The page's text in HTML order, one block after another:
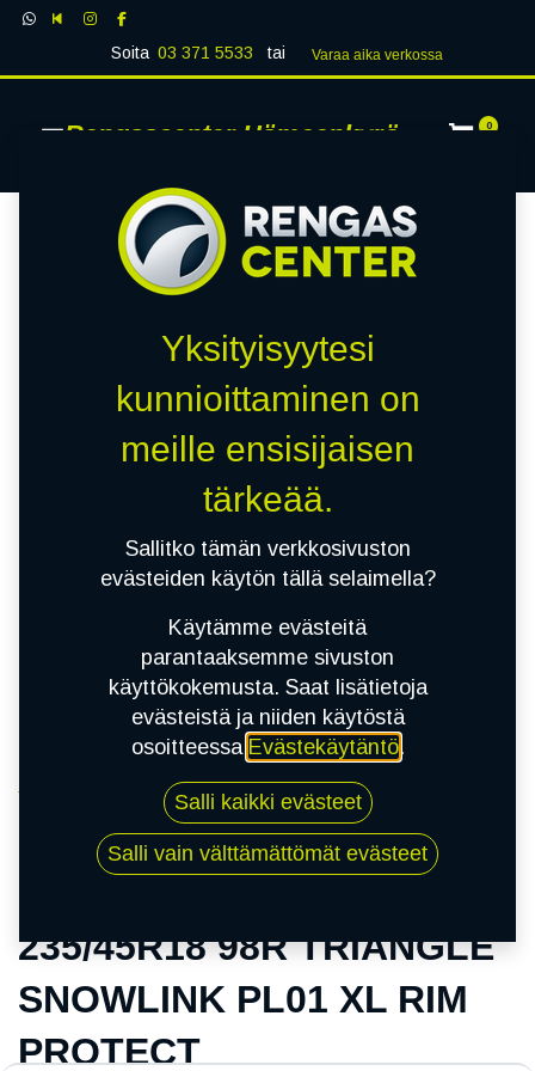
Soita 03 371 5533 tai Varaa aika verk​​​​ossa
Rengascenter Hämeenkyrö 0
KITKARENKAAT
235/45R18 98R TRIANGLE SNOWLINK PL01 XL
RIM PROTECT
235/45R18 98R TRIANGLE
SNOWLINK PL01 XL RIM
PROTECT
Yksityisyytesi
kunnioittaminen on
meille ensisijaisen
tärkeää.
Sallitko tämän verkkosivuston
evästeiden käytön tällä selaimella?
Käytämme evästeitä
parantaaksemme sivuston
käyttökokemusta. Saat lisätietoja
evästeistä ja niiden käytöstä
osoitteessa Evästekäytäntö.
Salli kaikki evästeet
Salli vain välttämättömät evästeet